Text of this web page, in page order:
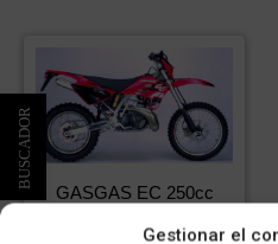
Gestionar el
GASGAS EC 250cc